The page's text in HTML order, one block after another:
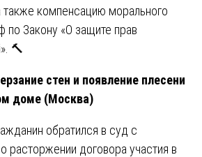
также компенсацию морального
по Закону «О защите прав
🔨
стен и появление плесени
доме (Москва)
обратился в суд с
расторжении договора участия в